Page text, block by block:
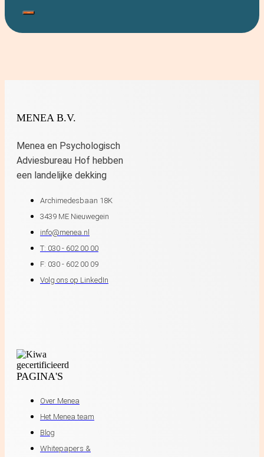
MENEA B.V.
Menea en Psychologisch
Adviesbureau Hof hebben
een landelijke dekking
Archimedesbaan 18K
3439 ME Nieuwegein
info@menea.nl
T: 030 - 602 00 00
F: 030 - 602 00 09
Volg ons op LinkedIn
PAGINA'S
Over Menea
Het Menea team
Blog
Whitepapers &